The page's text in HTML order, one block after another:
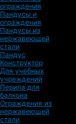
ограждения
Пандусы и
ограждения
Пандусы из
нержавеющей
стали
Пандус
Конструктор
Для учебных
учреждений
Перила для
балкона
Ограждения из
нержавеющей
стали